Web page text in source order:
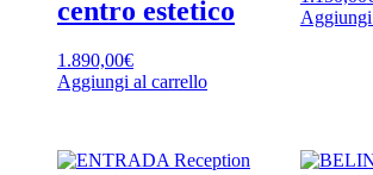
centro estetico
1.890,00€
Aggiungi al carrello